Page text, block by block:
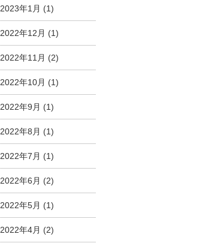
2023年1月 (1)
2022年12月 (1)
2022年11月 (2)
2022年10月 (1)
2022年9月 (1)
2022年8月 (1)
2022年7月 (1)
2022年6月 (2)
2022年5月 (1)
2022年4月 (2)